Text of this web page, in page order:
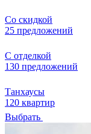
Со скидкой
25 предложений
С отделкой
130 предложений
Танхаусы
120 квартир
Выбрать